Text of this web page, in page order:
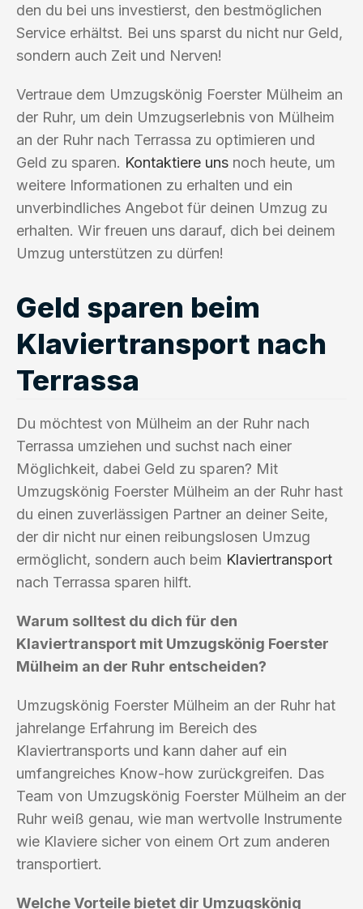
den du bei uns investierst, den bestmöglichen
Service erhältst. Bei uns sparst du nicht nur Geld,
sondern auch Zeit und Nerven!
Vertraue dem Umzugskönig Foerster Mülheim an
der Ruhr, um dein Umzugserlebnis von Mülheim
an der Ruhr nach Terrassa zu optimieren und
Geld zu sparen. Kontaktiere uns noch heute, um
weitere Informationen zu erhalten und ein
unverbindliches Angebot für deinen Umzug zu
erhalten. Wir freuen uns darauf, dich bei deinem
Umzug unterstützen zu dürfen!
Geld sparen beim
Klaviertransport nach
Terrassa
Du möchtest von Mülheim an der Ruhr nach
Terrassa umziehen und suchst nach einer
Möglichkeit, dabei Geld zu sparen? Mit
Umzugskönig Foerster Mülheim an der Ruhr hast
du einen zuverlässigen Partner an deiner Seite,
der dir nicht nur einen reibungslosen Umzug
ermöglicht, sondern auch beim Klaviertransport
nach Terrassa sparen hilft.
Warum solltest du dich für den
Klaviertransport mit Umzugskönig Foerster
Mülheim an der Ruhr entscheiden?
Umzugskönig Foerster Mülheim an der Ruhr hat
jahrelange Erfahrung im Bereich des
Klaviertransports und kann daher auf ein
umfangreiches Know-how zurückgreifen. Das
Team von Umzugskönig Foerster Mülheim an der
Ruhr weiß genau, wie man wertvolle Instrumente
wie Klaviere sicher von einem Ort zum anderen
transportiert.
Welche Vorteile bietet dir Umzugskönig